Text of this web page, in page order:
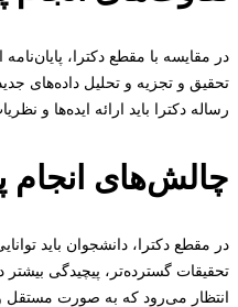
در مقایسه با مقطع دکترا،
تحقیق و تجزیه و تحلیل داده‌های
رساله دکترا باید ارائه ایده‌ها و
چالش‌های انجام
در مقطع دکترا، دانشجوان باید
تحقیقات گسترده‌تر، پیچیدگی
انتظار می‌رود که به صورت مستقل و